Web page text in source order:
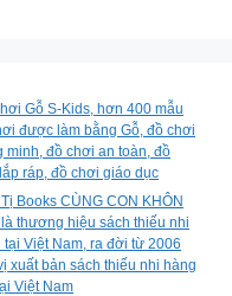
Gỗ S-Kids, hơn 400 mẫu
được làm bằng Gỗ, đồ chơi
minh, đồ chơi an toàn, đồ
ráp, đồ chơi giáo dục
Books CÙNG CON KHÔN
thương hiệu sách thiếu nhi
tại Việt Nam, ra đời từ 2006
xuất bản sách thiếu nhi hàng
Việt Nam